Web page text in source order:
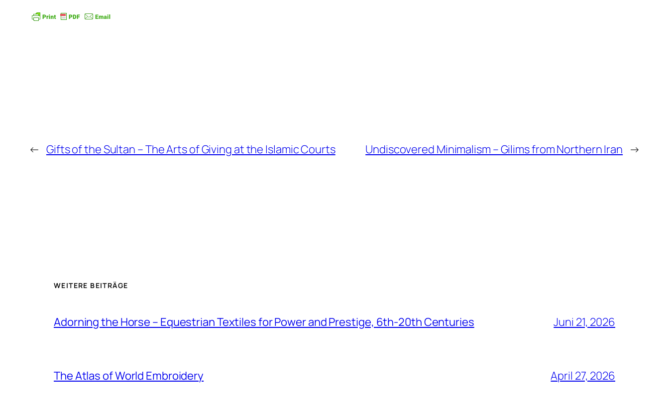
← Gifts of the Sultan – The Arts of Giving at the Islamic Courts Undiscovered Minimalism – Gilims from Northern Iran →
WEITERE BEITRÄGE
Adorning the Horse – Equestrian Textiles for Power and Prestige, 6th-20th Centuries Juni 21, 2026
The Atlas of World Embroidery April 27, 2026